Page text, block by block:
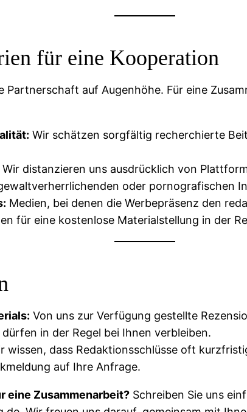
für eine Kooperation
Partnerschaft auf Augenhöhe. Für eine
Wir schätzen sorgfältig recherchierte
Wir distanzieren uns ausdrücklich von
oder pornografischen
Medien, bei denen die Werbepräsenz den
für eine kostenlose Materialstellung in der
Von uns zur Verfügung gestellte
in der Regel bei Ihnen verbleiben.
wissen, dass Redaktionsschlüsse oft
auf Ihre Anfrage.
eine Zusammenarbeit?Schreiben Sie uns